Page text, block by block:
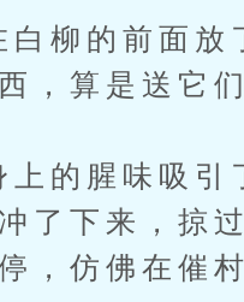
柳的前面放
，算是送它
的腥味吸引
了下来，掠
，仿佛在催